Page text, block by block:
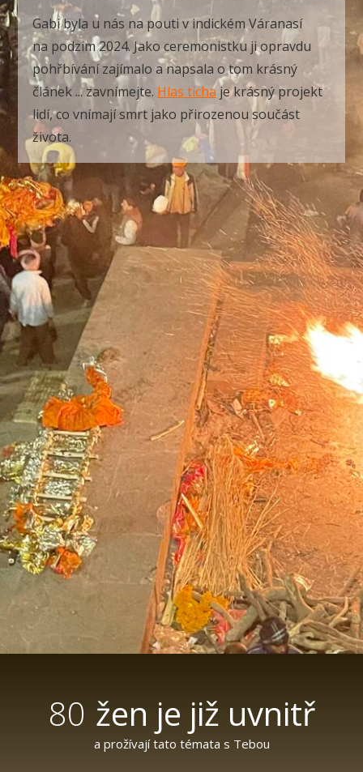
Gabi byla u nás na pouti v indickém Váranasí
na podzim 2024. Jako ceremonistku ji opravdu
pohřbívání zajímalo a napsala o tom krásný
článek ... zavnímejte. Hlas ticha je krásný projekt
lidí, co vnímají smrt jako přirozenou součást
života.
.
80 žen je již uvnitř
a prožívají tato témata s Tebou